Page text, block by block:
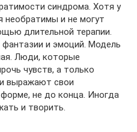
синдрома. Хотя у
необратимы и не могут
длительной терапии.
и эмоций. Модель
Люди, которые
чувств, а только
выражают свои
не до конца. Иногда
и творить.